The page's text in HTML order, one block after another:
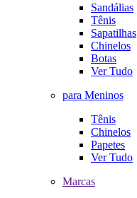
Sandálias
Tênis
Sapatilhas
Chinelos
Botas
Ver Tudo
para Meninos
Tênis
Chinelos
Papetes
Ver Tudo
Marcas